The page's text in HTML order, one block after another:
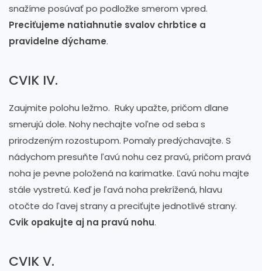
snažíme posúvať po podložke smerom vpred.
Preciťujeme natiahnutie svalov chrbtice a
pravidelne dýchame.
CVIK IV.
Zaujmite polohu ležmo. Ruky upažte, pričom dlane
smerujú dole. Nohy nechajte voľne od seba s
prirodzeným rozostupom. Pomaly predýchavajte. S
nádychom presuňte ľavú nohu cez pravú, pričom pravá
noha je pevne položená na karimatke. Ľavú nohu majte
stále vystretú. Keď je ľavá noha prekrížená, hlavu
otočte do ľavej strany a preciťujte jednotlivé strany.
Cvik opakujte aj na pravú nohu.
CVIK V.